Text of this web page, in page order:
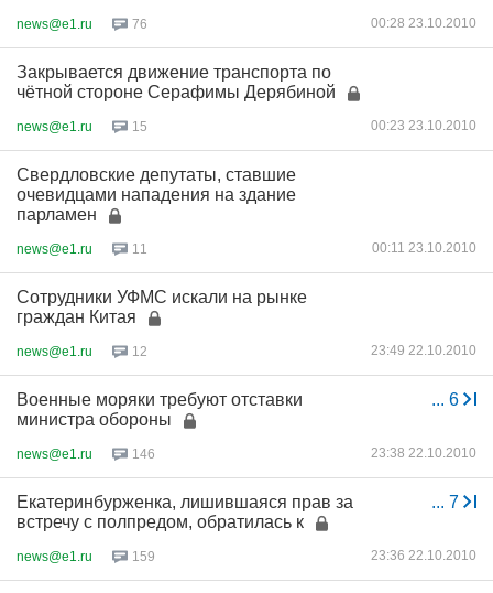
news@e1.ru 76 00:28 23.10.2010
Закрывается движение транспорта по
чётной стороне Серафимы Дерябиной
news@e1.ru 15 00:23 23.10.2010
Свердловские депутаты, ставшие
очевидцами нападения на здание
парламен
news@e1.ru 11 00:11 23.10.2010
Сотрудники УФМС искали на рынке
граждан Китая
news@e1.ru 12 23:49 22.10.2010
... 6
Военные моряки требуют отставки
министра обороны
news@e1.ru 146 23:38 22.10.2010
... 7
Екатеринбурженка, лишившаяся прав за
встречу с полпредом, обратилась к
news@e1.ru 159 23:36 22.10.2010